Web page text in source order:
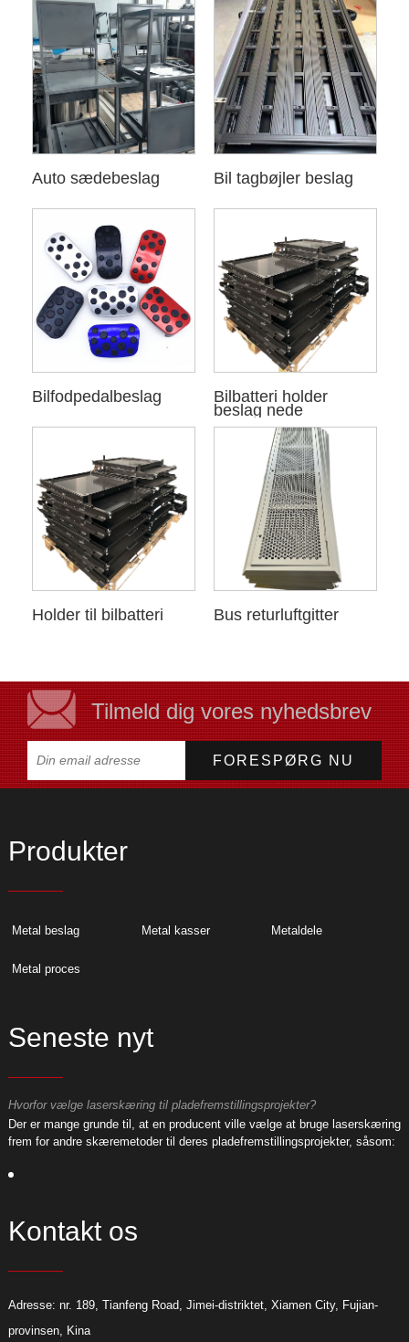
Auto sædebeslag Bil tagbøjler beslag
Bilfodpedalbeslag Bilbatteri holder
beslag nede
Holder til bilbatteri Bus returluftgitter
Tilmeld dig vores nyhedsbrev
Produkter
Metal beslag Metal kasser Metaldele
Metal proces
Seneste nyt
Hvorfor vælge laserskæring til pladefremstillingsprojekter?
Der er mange grunde til, at en producent ville vælge at bruge laserskæring
frem for andre skæremetoder til deres pladefremstillingsprojekter, såsom:
Kontakt os
Adresse: nr. 189, Tianfeng Road, Jimei-distriktet, Xiamen City, Fujian-
provinsen, Kina